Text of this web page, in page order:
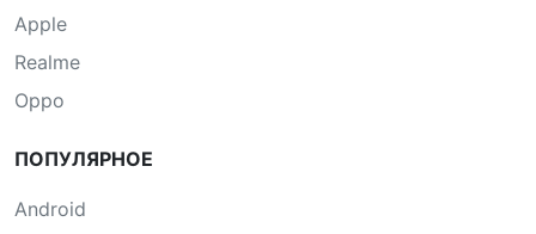
Apple
Realme
Oppo
ПОПУЛЯРНОЕ
Android